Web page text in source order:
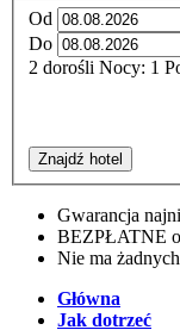
Od
Do
2 dorośli Nocy: 1
Znajdź hotel
Gwarancja
BEZPŁATNE
Nie ma
Główna
Jak dotrzeć